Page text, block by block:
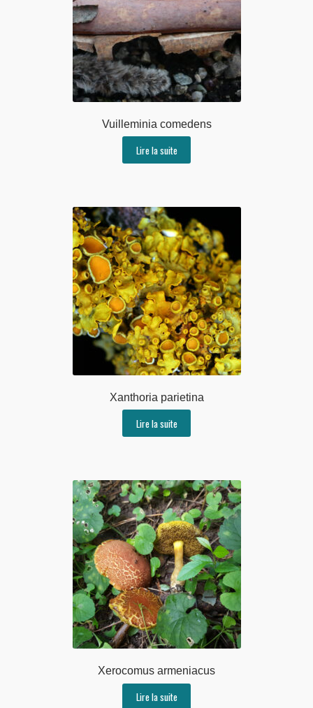
Vuilleminia comedens
Lire la suite
Xanthoria parietina
Lire la suite
Xerocomus armeniacus
Lire la suite